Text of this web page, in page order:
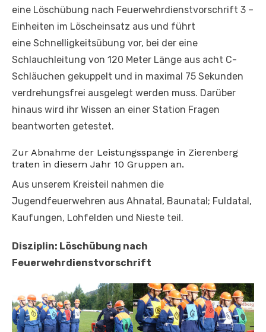
eine Löschübung nach Feuerwehrdienstvorschrift 3 –
Einheiten im Löscheinsatz aus und führt
eine Schnelligkeitsübung vor, bei der eine
Schlauchleitung von 120 Meter Länge aus acht C-
Schläuchen gekuppelt und in maximal 75 Sekunden
verdrehungsfrei ausgelegt werden muss. Darüber
hinaus wird ihr Wissen an einer Station Fragen
beantworten getestet.
Zur Abnahme der Leistungsspange in Zierenberg
traten in diesem Jahr 10 Gruppen an.
Aus unserem Kreisteil nahmen die
Jugendfeuerwehren aus Ahnatal, Baunatal; Fuldatal,
Kaufungen, Lohfelden und Nieste teil.
Disziplin: Löschübung nach
Feuerwehrdienstvorschrift